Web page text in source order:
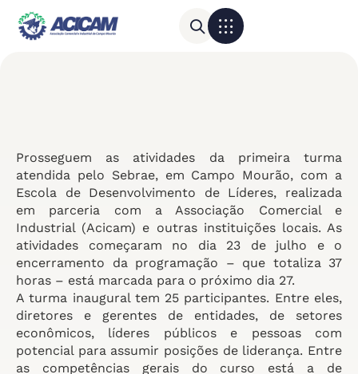
Prosseguem as atividades da primeira turma
atendida pelo Sebrae, em Campo Mourão, com a
Escola de Desenvolvimento de Líderes, realizada
em parceria com a Associação Comercial e
Industrial (Acicam) e outras instituições locais. As
atividades começaram no dia 23 de julho e o
encerramento da programação – que totaliza 37
horas – está marcada para o próximo dia 27.
A turma inaugural tem 25 participantes. Entre eles,
diretores e gerentes de entidades, de setores
econômicos, líderes públicos e pessoas com
potencial para assumir posições de liderança. Entre
as competências gerais do curso está a de